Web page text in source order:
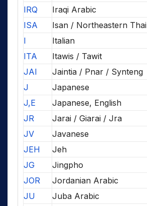
IRQ
Iraqi Arabic
ISA
Isan / Northeastern Thai
I
Italian
ITA
Itawis / Tawit
JAI
Jaintia / Pnar / Synteng
J
Japanese
J,E
Japanese, English
JR
Jarai / Giarai / Jra
JV
Javanese
JEH
Jeh
JG
Jingpho
JOR
Jordanian Arabic
JU
Juba Arabic